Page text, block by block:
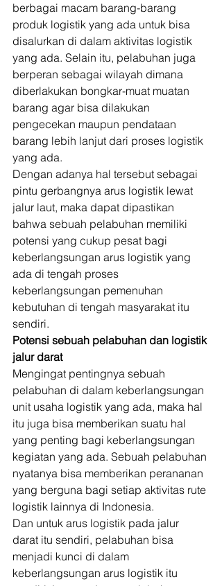
berbagai macam barang-barang
produk logistik yang ada untuk bisa
disalurkan di dalam aktivitas logistik
yang ada. Selain itu, pelabuhan juga
berperan sebagai wilayah dimana
diberlakukan bongkar-muat muatan
barang agar bisa dilakukan
pengecekan maupun pendataan
barang lebih lanjut dari proses logistik
yang ada.
Dengan adanya hal tersebut sebagai
pintu gerbangnya arus logistik lewat
jalur laut, maka dapat dipastikan
bahwa sebuah pelabuhan memiliki
potensi yang cukup pesat bagi
keberlangsungan arus logistik yang
ada di tengah proses
keberlangsungan pemenuhan
kebutuhan di tengah masyarakat itu
sendiri.
Potensi sebuah pelabuhan dan logistik
jalur darat
Mengingat pentingnya sebuah
pelabuhan di dalam keberlangsungan
unit usaha logistik yang ada, maka hal
itu juga bisa memberikan suatu hal
yang penting bagi keberlangsungan
kegiatan yang ada. Sebuah pelabuhan
nyatanya bisa memberikan perananan
yang berguna bagi setiap aktivitas rute
logistik lainnya di Indonesia.
Dan untuk arus logistik pada jalur
darat itu sendiri, pelabuhan bisa
menjadi kunci di dalam
keberlangsungan arus logistik itu